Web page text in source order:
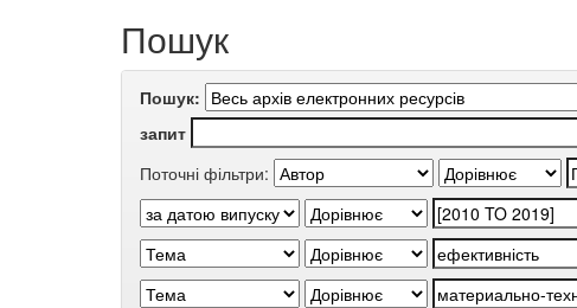
Пошук
Пошук:
запит
Поточні фільтри: